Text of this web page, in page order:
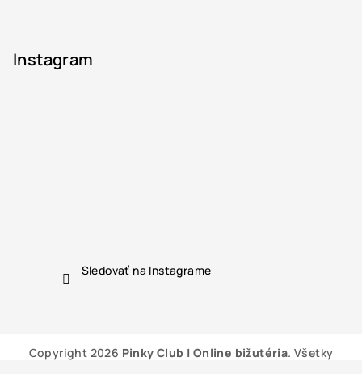
Instagram
Sledovať na Instagrame
Copyright 2026 Pinky Club | Online bižutéria. Všetky
práva vyhradené.